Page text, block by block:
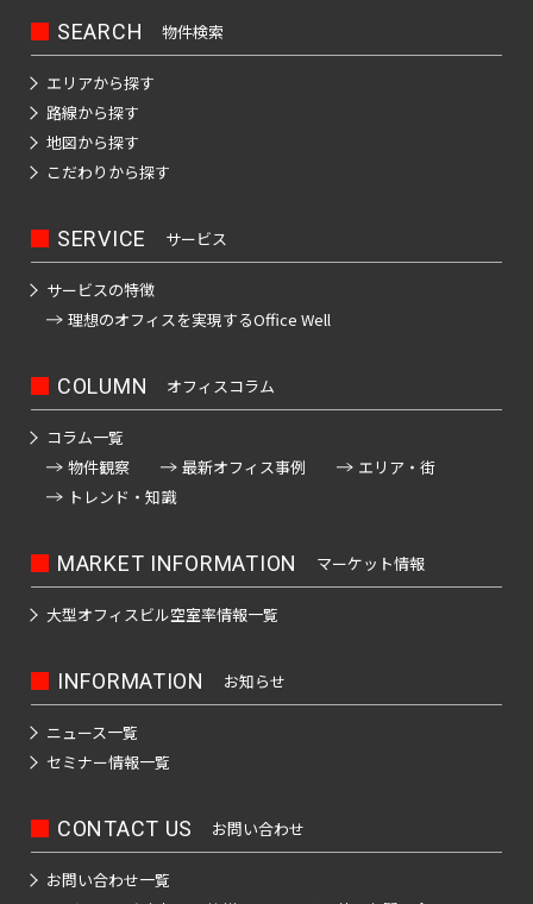
SEARCH 物件検索
エリアから探す
路線から探す
地図から探す
こだわりから探す
SERVICE サービス
サービスの特徴
理想のオフィスを実現するOffice Well
COLUMN オフィスコラム
コラム一覧
物件観察
最新オフィス事例
エリア・街
トレンド・知識
MARKET INFORMATION マーケット情報
大型オフィスビル空室率情報一覧
INFORMATION お知らせ
ニュース一覧
セミナー情報一覧
CONTACT US お問い合わせ
お問い合わせ一覧